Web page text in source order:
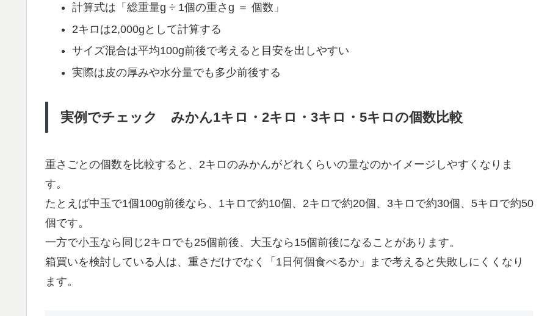
計算式は「総重量g ÷ 1個の重さg ＝ 個数」
2キロは2,000gとして計算する
サイズ混合は平均100g前後で考えると目安を出しやすい
実際は皮の厚みや水分量でも多少前後する
実例でチェック みかん1キロ・2キロ・3キロ・5キロの個数比較
重さごとの個数を比較すると、2キロのみかんがどれくらいの量なのかイメージしやすくなりま
す。
たとえば中玉で1個100g前後なら、1キロで約10個、2キロで約20個、3キロで約30個、5キロで約50
個です。
一方で小玉なら同じ2キロでも25個前後、大玉なら15個前後になることがあります。
箱買いを検討している人は、重さだけでなく「1日何個食べるか」まで考えると失敗しにくくなり
ます。